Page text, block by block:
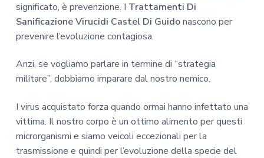
significato, è prevenzione. I Trattamenti Di
Sanificazione Virucidi Castel Di Guidonascono per
prevenire l’evoluzione contagiosa.
Anzi, se vogliamo parlare in termine di “strategia
militare”, dobbiamo imparare dal nostro nemico.
I virus acquistato forza quando ormai hanno infettato una
vittima. Il nostro corpo è un ottimo alimento per questi
microrganismi e siamo veicoli eccezionali per la
trasmissione e quindi per l’evoluzione della specie del